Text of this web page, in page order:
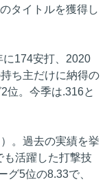
タイトルを獲得し
174安打、2020
ち主だけに納得の
位。今季は.316と
。過去の実績を挙
も活躍した打撃技
グ5位の8.33で、